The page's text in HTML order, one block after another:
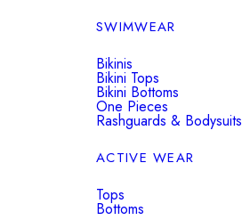
SWIMWEAR
Bikinis
Bikini Tops
Bikini Bottoms
One Pieces
Rashguards & Bodysuits
ACTIVE WEAR
Tops
Bottoms